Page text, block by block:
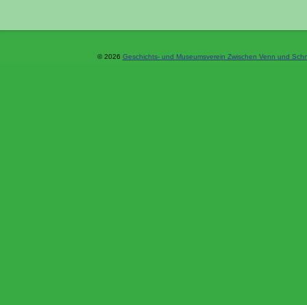
© 2026 Geschichts- und Museumsverein Zwischen Venn und